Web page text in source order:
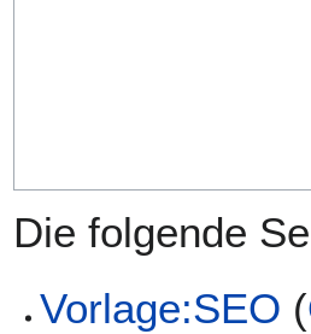
Die folgende
Vorlage:SEO (